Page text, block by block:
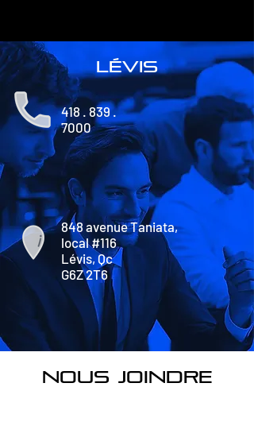
lévis
418 . 839 .
7000
848 avenue Taniata,
local #116
Lévis, Qc
G6Z 2T6
nous joindre